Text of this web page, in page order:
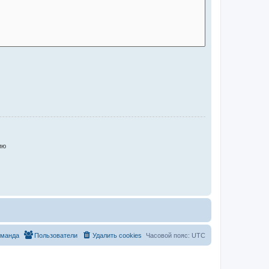
Часовой пояс: UTC
Удалить cookies
Пользователи